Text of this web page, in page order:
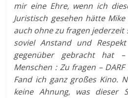
mir eine Ehre, wenn ich
Juristisch gesehen hätte
auch ohne zu fragen jederzeit
soviel Anstand und
gegenüber gebracht hat
Menschen : Zu fragen –
Fand ich ganz großes Kino.
keine Ahnung, was dieser